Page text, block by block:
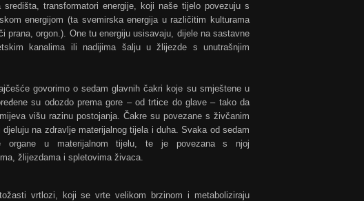
središta, transformatori energije, koji naše tijelo povezuju s
energijom (ta svemirska energija u različitim kulturama
prana, orgon.). One tu energiju usisavaju, dijele na sastavne
kanalima ili nadijima šalju u žlijezde s unutrašnjim
govorimo o sedam glavnih čakri koje su smještene u
su odozdo prema gore – od trtice do glave – tako da
višu razinu postojanja. Čakre su povezane s živčanim
na zdravlje materijalnog tijela i duha. Svaka od sedam
organe u materijalnom tijelu, te je povezana s njoj
žlijezdama i spletovima živaca.
vrtlozi, koji se vrte velikom brzinom i metaboliziraju